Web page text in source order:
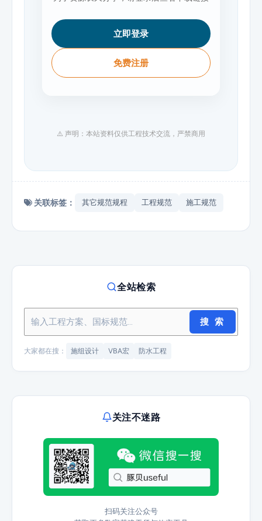
立即登录
免费注册
⚠️ 声明：本站资料仅供工程技术交流，严禁商用
关联标签： 其它规范规程 工程规范 施工规范
全站检索
搜 索
大家都在搜： 施组设计 VBA宏 防水工程
关注不迷路
扫码关注公众号